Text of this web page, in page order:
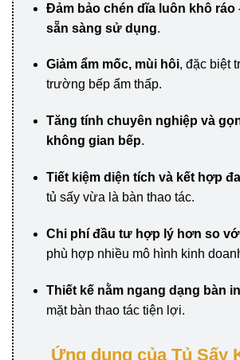
Đảm bảo chén dĩa luôn khô ráo
sẵn sàng sử dụng.
Giảm ẩm mốc, mùi hôi, đặc biệt
trường bếp ẩm thấp.
Tăng tính chuyên nghiệp và
không gian bếp.
Tiết kiệm diện tích và kết hợp
tủ sấy vừa là bàn thao tác.
Chi phí đầu tư hợp lý hơn so
phù hợp nhiều mô hình kinh
Thiết kế nằm ngang dạng bàn
mặt bàn thao tác tiện lợi.
Ứng dụng của Tủ Sấy